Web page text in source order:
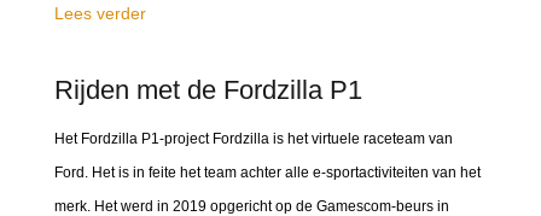
Lees verder
Rijden met de Fordzilla P1
Het Fordzilla P1-project Fordzilla is het virtuele raceteam van
Ford. Het is in feite het team achter alle e-sportactiviteiten van het
merk. Het werd in 2019 opgericht op de Gamescom-beurs in